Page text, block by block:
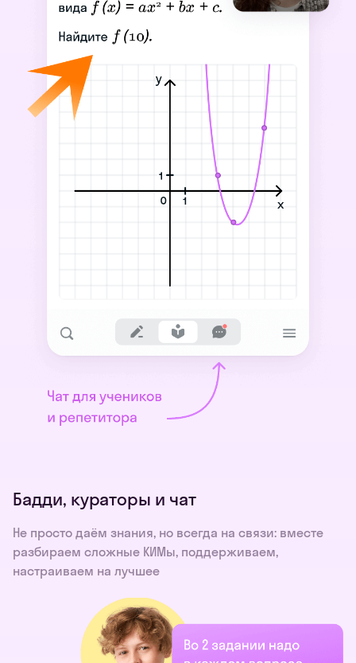
Бадди, кураторы и чат
Не просто даём знания, но всегда на связи: вместе
разбираем сложные КИМы, поддерживаем,
настраиваем на лучшее